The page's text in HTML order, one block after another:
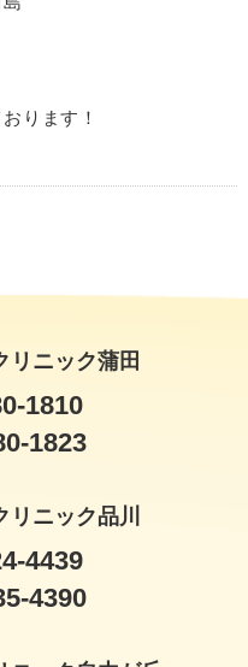
ります！
リニック蒲田
1810
1823
ニック品川
4439
4390